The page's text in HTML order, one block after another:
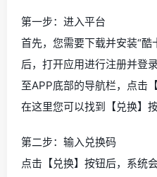
第一步：进入平台
首先，您需要下载并安装“
后，打开应用进行注册并登
至APP底部的导航栏，点击
在这里您可以找到【兑换】按
第二步：输入兑换码
点击【兑换】按钮后，系统